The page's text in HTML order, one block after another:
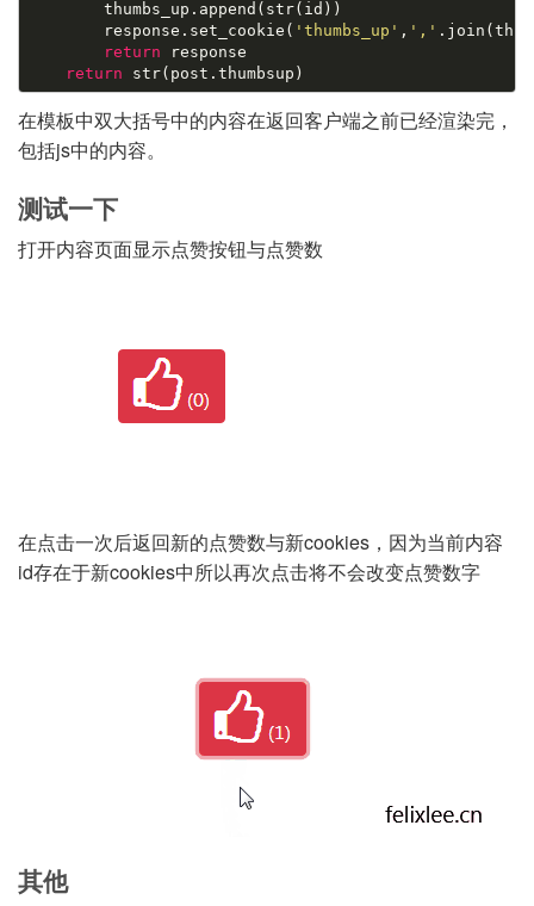
        thumbs_up.append(str(id))
        response.set_cookie(
'thumbs_up' , ','
return response
return
在模板中双大括号中的内容在返回客户端之前已经渲染完，
包括js中的内容。
测试一下
打开内容页面显示点赞按钮与点赞数
在点击一次后返回新的点赞数与新cookies，因为当前内容
id存在于新cookies中所以再次点击将不会改变点赞数字
其他